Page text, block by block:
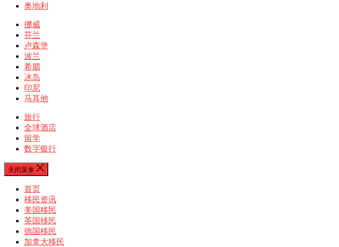
奥地利
挪威
芬兰
卢森堡
波兰
希腊
冰岛
印尼
马耳他
旅行
全球酒店
留学
数字银行
关闭菜单
首页
移民资讯
美国移民
英国移民
德国移民
加拿大移民